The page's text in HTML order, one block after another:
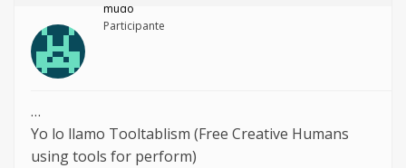
mudo
Participante
…
Yo lo llamo Tooltablism (Free Creative Humans
using tools for perform)